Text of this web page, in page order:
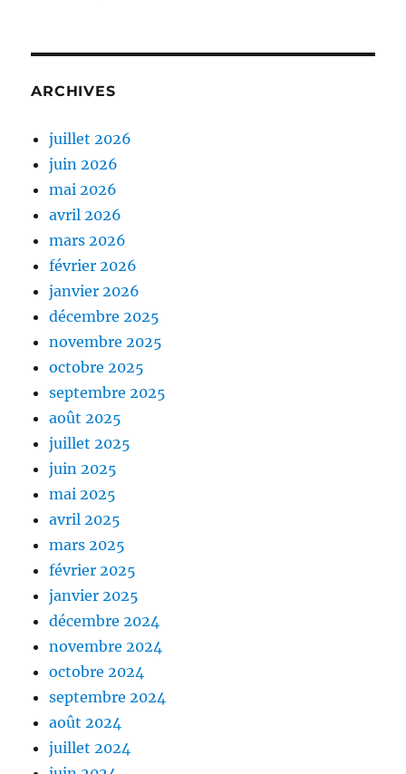
ARCHIVES
juillet 2026
juin 2026
mai 2026
avril 2026
mars 2026
février 2026
janvier 2026
décembre 2025
novembre 2025
octobre 2025
septembre 2025
août 2025
juillet 2025
juin 2025
mai 2025
avril 2025
mars 2025
février 2025
janvier 2025
décembre 2024
novembre 2024
octobre 2024
septembre 2024
août 2024
juillet 2024